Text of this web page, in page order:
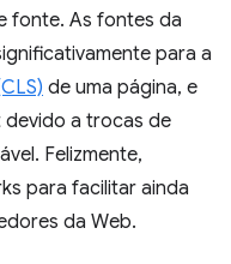
fonte. As fontes da
para a
de uma página, e
devido a trocas de
Felizmente,
para facilitar ainda
da Web.